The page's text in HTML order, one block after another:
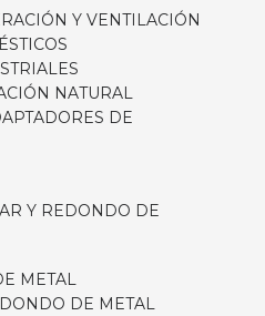
Y VENTILACIÓN
NATURAL
DE
Y REDONDO DE
METAL
DE METAL